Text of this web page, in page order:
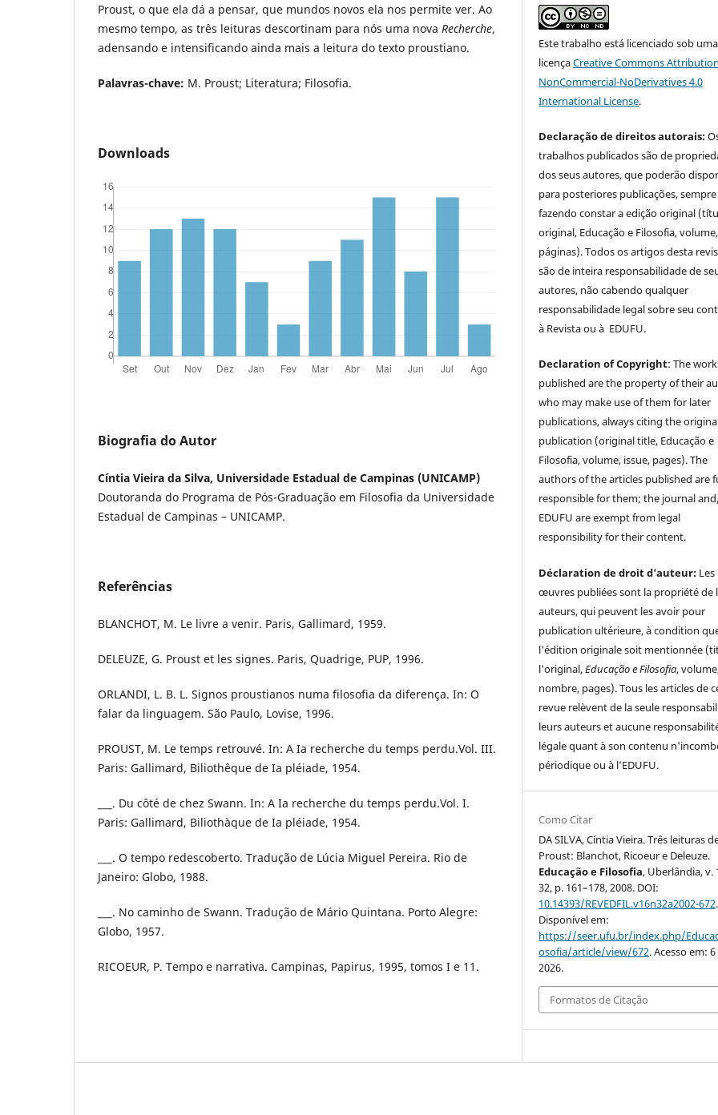
Proust, o que ela dá a pensar, que mundos novos ela nos permite ver. Ao
mesmo tempo, as três leituras descortinam para nós uma nova Recherche,
adensando e intensificando ainda mais a leitura do texto proustiano.
Palavras-chave: M. Proust; Literatura; Filosofia.
Downloads
Biografia do Autor
Cíntia Vieira da Silva, Universidade Estadual de Campinas (UNICAMP)
Doutoranda do Programa de Pós-Graduação em Filosofia da Universidade
Estadual de Campinas – UNICAMP.
Referências
BLANCHOT, M. Le livre a venir. Paris, Gallimard, 1959.
DELEUZE, G. Proust et les signes. Paris, Quadrige, PUP, 1996.
ORLANDI, L. B. L. Signos proustianos numa filosofia da diferença. In: O
falar da linguagem. São Paulo, Lovise, 1996.
PROUST, M. Le temps retrouvé. In: A Ia recherche du temps perdu.Vol. III.
Paris: Gallimard, Biliothêque de Ia pléiade, 1954.
___. Du côté de chez Swann. In: A Ia recherche du temps perdu.Vol. I.
Paris: Gallimard, Biliothàque de Ia pléiade, 1954.
___. O tempo redescoberto. Tradução de Lúcia Miguel Pereira. Rio de
Janeiro: Globo, 1988.
___. No caminho de Swann. Tradução de Mário Quintana. Porto Alegre:
Globo, 1957.
RICOEUR, P. Tempo e narrativa. Campinas, Papirus, 1995, tomos I e 11.
Este trabalho está licenciado sob uma
licençaCreative Commons
NonCommercial-NoDerivatives 4.0
International License.
Declaração de direitos autorais:
trabalhos publicados são de
dos seus autores, que poderão
para posteriores publicações, sempre
fazendo constar a edição original
original, Educação e Filosofia,
páginas). Todos os artigos desta
são de inteira responsabilidade de
autores, não cabendo qualquer
responsabilidade legal sobre seu
à Revista ou à EDUFU.
Declaration of Copyright: The
published are the property of their
who may make use of them for later
publications, always citing the
publication (original title, Educação e
Filosofia, volume, issue, pages). The
authors of the articles published are
responsible for them; the journal
EDUFU are exempt from legal
responsibility for their content.
Déclaration de droit d’auteur: Les
œuvres publiées sont la propriété de
auteurs, qui peuvent les avoir pour
publication ultérieure, à condition
l'édition originale soit mentionnée
l'original,Educação e Filosofia,
nombre, pages). Tous les articles de
revue relèvent de la seule
leurs auteurs et aucune
légale quant à son contenu
périodique ou à l’EDUFU.
Como Citar
DA SILVA, Cíntia Vieira. Três leituras
Proust: Blanchot, Ricoeur e Deleuze.
Educação e Filosofia, Uberlândia, v.
32, p. 161–178, 2008. DOI:
10.14393/REVEDFIL.v16n32a2002-672.
Disponível em:
https://seer.ufu.br/index.php/
osofia/article/view/672. Acesso em:
2026.
Formatos de Citação